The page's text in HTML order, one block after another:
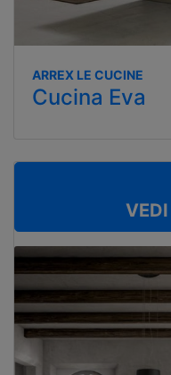
ARREX LE CUCINE
Cucina Eva